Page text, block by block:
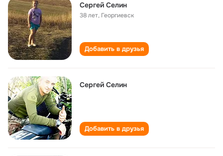
Сергей Селин
38 лет, Георгиевск
Добавить в друзья
Сергей Селин
Добавить в друзья